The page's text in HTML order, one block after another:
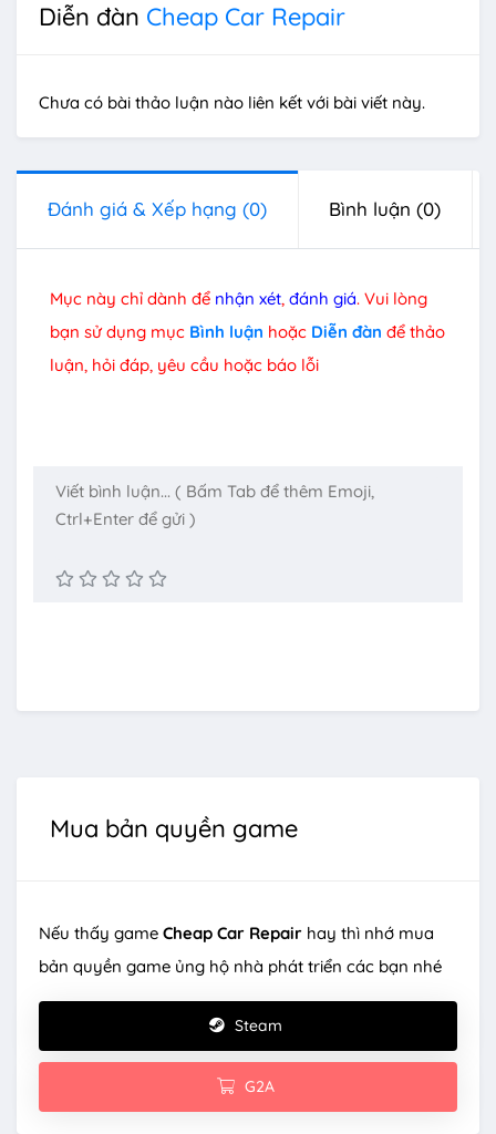
Diễn đàn Cheap Car Repair
Chưa có bài thảo luận nào liên kết với bài viết này.
Đánh giá & Xếp hạng (0) Bình luận (0)
Mục này chỉ dành để nhận xét, đánh giá. Vui lòng
bạn sử dụng mục Bình luận hoặc Diễn đàn để thảo
luận, hỏi đáp, yêu cầu hoặc báo lỗi
Mua bản quyền game
Nếu thấy game Cheap Car Repair hay thì nhớ mua
bản quyền game ủng hộ nhà phát triển các bạn nhé
Steam
G2A